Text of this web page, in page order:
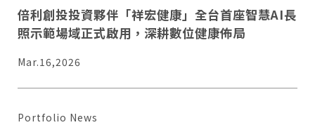
倍利創投投資夥伴「祥宏健康」全台首座智慧AI長
照示範場域正式啟用，深耕數位健康佈局
Mar.16,2026
Portfolio News